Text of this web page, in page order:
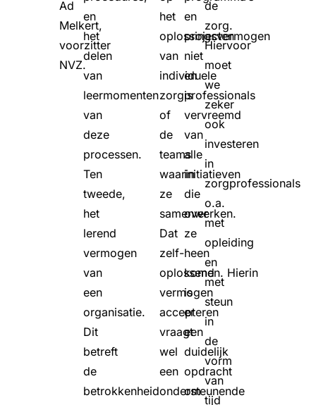
Ad
Melkert,
voorzitter
NVZ.
en
het
delen
van
leermomenten
van
deze
processen.
Ten
tweede,
het
lerend
vermogen
van
een
organisatie.
Dit
betreft
de
betrokkenheid
het
oplossingsvermogen
van
individuele
zorgprofessionals
of
de
teams
waarin
ze
samenwerken.
Dat
zelf-
oplossend
vermogen
accepteren
vraagt
wel
een
ondersteunende
en
projecten
niet
en
is
vervreemd
van
alle
initiatieven
die
over
ze
heen
komen. Hierin
is
er
een
duidelijk
opdracht
om
de
zorg.
Hiervoor
moet
we
zeker
ook
investeren
in
zorgprofessionals
o.a.
met
opleiding
en
met
steun
in
de
vorm
van
tijd